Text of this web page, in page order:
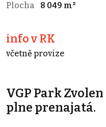
Plocha
8 049 m²
info v RK
včetně provize
VGP Park
plne prenajatá.